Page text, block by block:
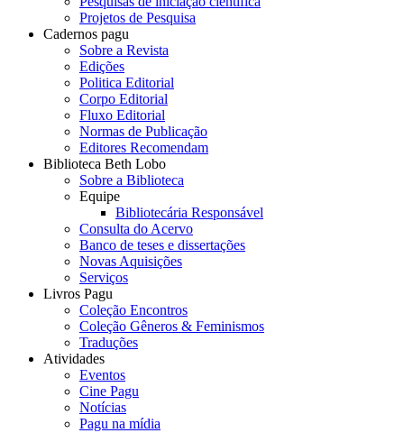
Projetos de Pesquisa
Cadernos pagu
Sobre a Revista
Edições
Politica Editorial
Corpo Editorial
Fluxo Editorial
Normas de Publicação
Editores Recomendam
Biblioteca Beth Lobo
Sobre a Biblioteca
Equipe
Bibliotecária Responsável
Consulta do Acervo
Banco de teses e dissertações
Novas Aquisições
Serviços
Livros Pagu
Coleção Encontros
Coleção Gêneros & Feminismos
Traduções
Atividades
Eventos
Cine Pagu
Notícias
Pagu na mídia